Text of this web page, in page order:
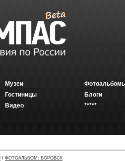
Музеи
Гостиницы
Видео
Блоги
*****
/ ФОТОАЛЬБОМ: БОРОВСК